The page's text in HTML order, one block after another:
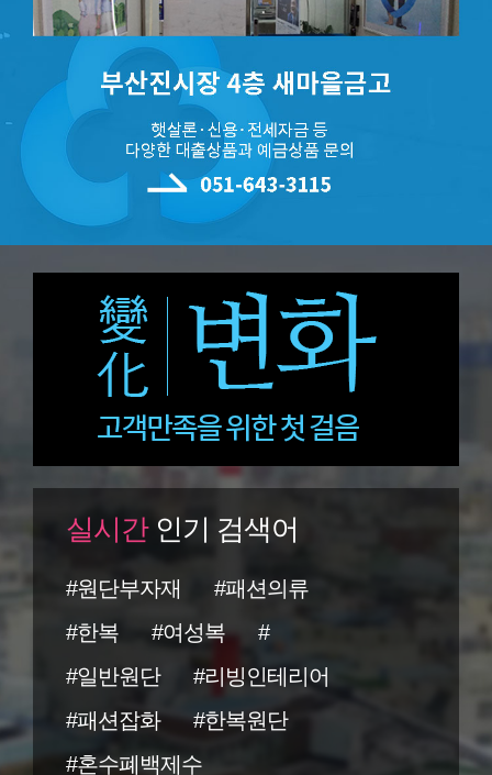
실시간인기 검색어
#원단부자재
#패션의류
#한복
#여성복
#
#일반원단
#리빙인테리어
#패션잡화
#한복원단
#혼수폐백제수